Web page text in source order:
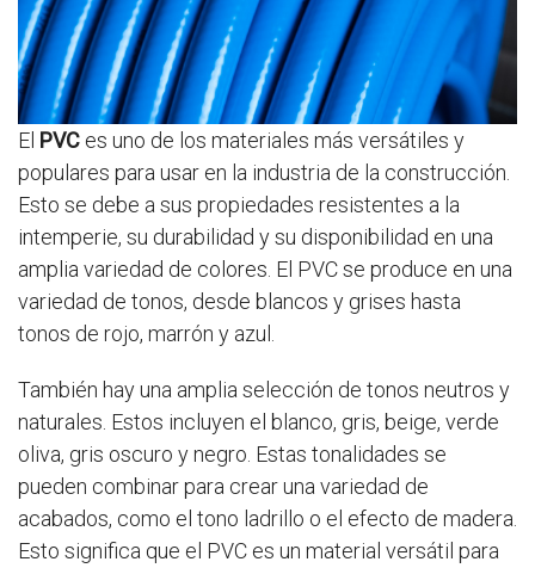
El PVC es uno de los materiales más versátiles y
populares para usar en la industria de la construcción.
Esto se debe a sus propiedades resistentes a la
intemperie, su durabilidad y su disponibilidad en una
amplia variedad de colores. El PVC se produce en una
variedad de tonos, desde blancos y grises hasta
tonos de rojo, marrón y azul.
También hay una amplia selección de tonos neutros y
naturales. Estos incluyen el blanco, gris, beige, verde
oliva, gris oscuro y negro. Estas tonalidades se
pueden combinar para crear una variedad de
acabados, como el tono ladrillo o el efecto de madera.
Esto significa que el PVC es un material versátil para